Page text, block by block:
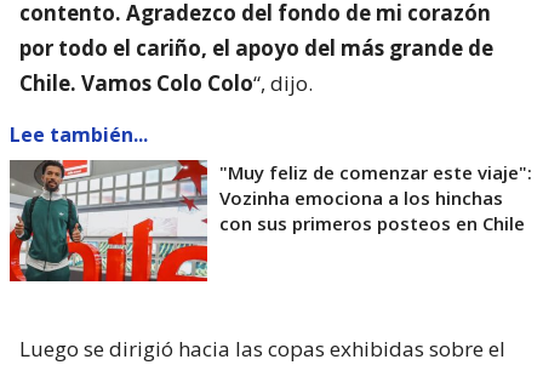
contento. Agradezco del fondo de mi corazón
por todo el cariño, el apoyo del más grande de
Chile. Vamos Colo Colo“, dijo.
Lee también...
"Muy feliz de comenzar este viaje":
Vozinha emociona a los hinchas
con sus primeros posteos en Chile
Luego se dirigió hacia las copas exhibidas sobre el